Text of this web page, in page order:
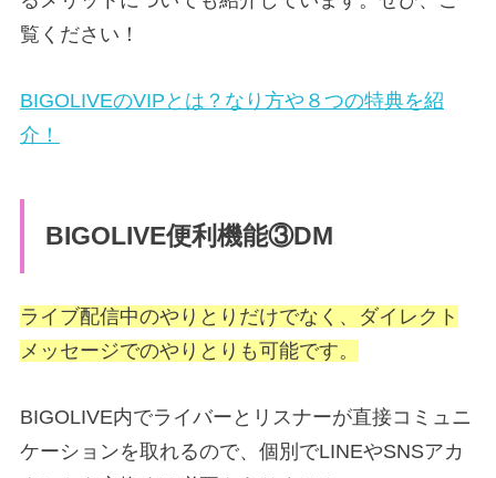
覧ください！
BIGOLIVEのVIPとは？なり方や８つの特典を紹
介！
BIGOLIVE便利機能③DM
ライブ配信中のやりとりだけでなく、ダイレクト
メッセージでのやりとりも可能です。
BIGOLIVE内でライバーとリスナーが直接コミュニ
ケーションを取れるので、個別でLINEやSNSアカ